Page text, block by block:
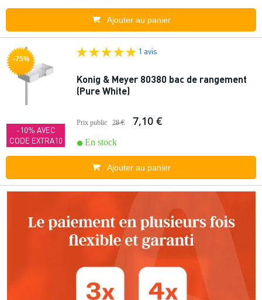
Ajouter au panier
-75%
-10% AVEC
CODE EXTRA10
1 avis
Konig & Meyer 80380 bac de rangement
(Pure White)
Prix public 28 € 7,10 €
En stock
Ajouter au panier